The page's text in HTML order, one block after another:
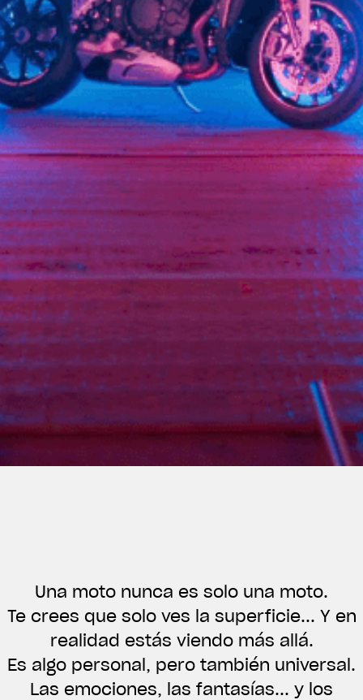
View now →
Una moto nunca es solo una moto.
Te crees que solo ves la superficie... Y en
realidad estás viendo más allá.
Es algo personal, pero también universal.
Las emociones, las fantasías... y los